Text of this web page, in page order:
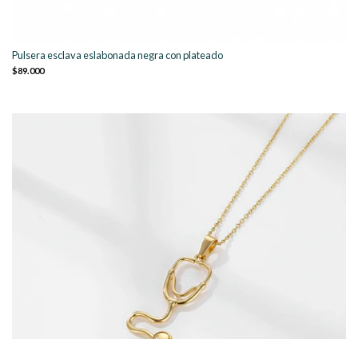
Pulsera esclava eslabonada negra con plateado
$89.000